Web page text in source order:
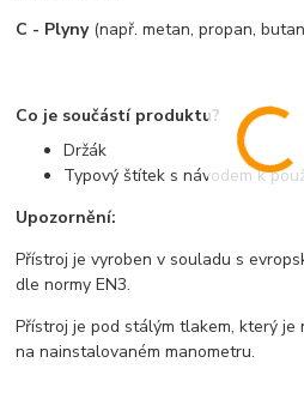
C - Plyny(např. metan, propan,
Co je součástí produktu?
Držák
Typový štítek s návodem k
Upozornění:
Přístroj je vyroben v souladu s
dle normy EN3.
Přístroj je pod stálým tlakem, který je
na nainstalovaném manometru.